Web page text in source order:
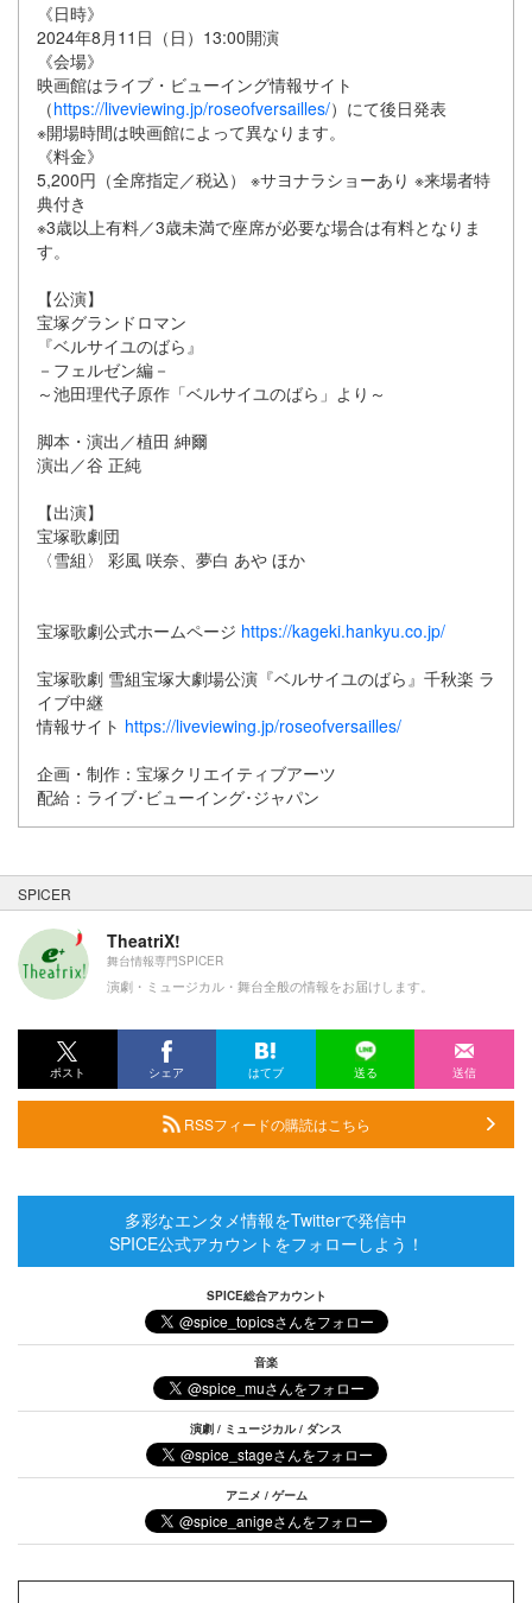
《日時》
2024年8月11日（日）13:00開演
《会場》
映画館はライブ・ビューイング情報サイト
（https://liveviewing.jp/roseofversailles/）にて後日発表
※開場時間は映画館によって異なります。
《料金》
5,200円（全席指定／税込） ※サヨナラショーあり ※来場者特
典付き
※3歳以上有料／3歳未満で座席が必要な場合は有料となりま
す。
【公演】
宝塚グランドロマン
『ベルサイユのばら』
－フェルゼン編－
～池田理代子原作「ベルサイユのばら」より～
脚本・演出／植田 紳爾
演出／谷 正純
【出演】
宝塚歌劇団
〈雪組〉 彩風 咲奈、夢白 あや ほか
宝塚歌劇公式ホームページ https://kageki.hankyu.co.jp/
宝塚歌劇 雪組宝塚大劇場公演『ベルサイユのばら』千秋楽 ラ
イブ中継
情報サイト https://liveviewing.jp/roseofversailles/
企画・制作：宝塚クリエイティブアーツ
配給：ライブ･ビューイング･ジャパン
SPICER
TheatriX!
舞台情報専門SPICER
演劇・ミュージカル・舞台全般の情報をお届けします。
ポスト シェア はてブ 送る 送信
RSSフィードの購読はこちら
多彩なエンタメ情報をTwitterで発信中
SPICE公式アカウントをフォローしよう！
SPICE総合アカウント
音楽
演劇 / ミュージカル / ダンス
アニメ / ゲーム